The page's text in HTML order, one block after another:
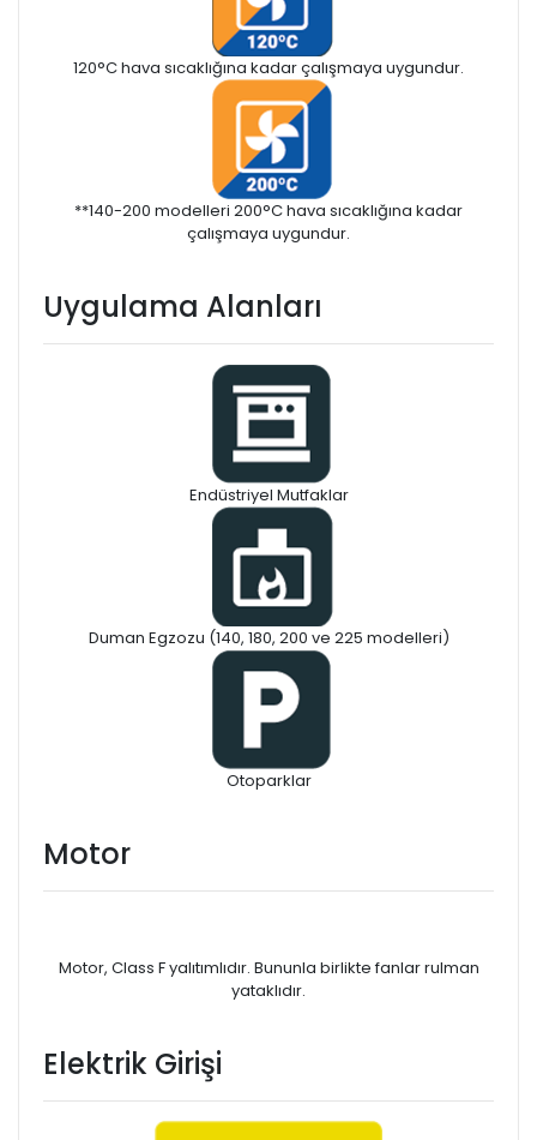
120°C hava sıcaklığına kadar çalışmaya uygundur.
**140-200 modelleri 200°C hava sıcaklığına kadar
çalışmaya uygundur.
Uygulama Alanları
Endüstriyel Mutfaklar
Duman Egzozu (140, 180, 200 ve 225 modelleri)
Otoparklar
Motor
Motor, Class F yalıtımlıdır. Bununla birlikte fanlar rulman
yataklıdır.
Elektrik Girişi